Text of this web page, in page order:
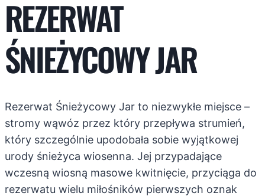
REZERWAT
ŚNIEŻYCOWY JAR
Rezerwat Śnieżycowy Jar to niezwykłe miejsce –
stromy wąwóz przez który przepływa strumień,
który szczególnie upodobała sobie wyjątkowej
urody śnieżyca wiosenna. Jej przypadające
wczesną wiosną masowe kwitnięcie, przyciąga do
rezerwatu wielu miłośników pierwszych oznak